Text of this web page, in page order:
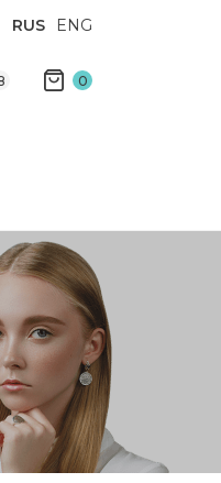
RUS ENG
0